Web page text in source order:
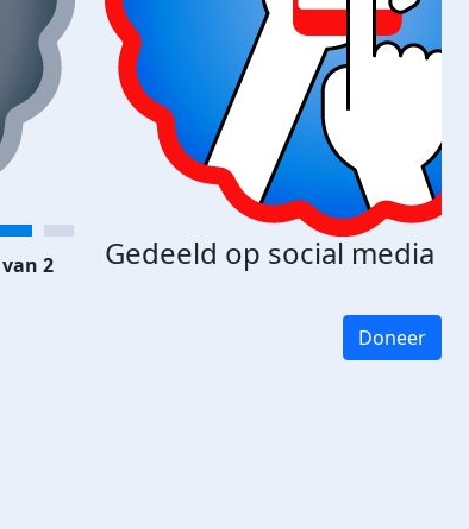
Gedeeld op social media
van 2
Doneer